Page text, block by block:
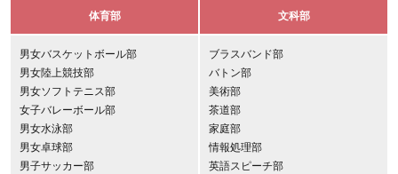
体育部 文科部
男女バスケットボール部
男女陸上競技部
男女ソフトテニス部
女子バレーボール部
男女水泳部
男女卓球部
男子サッカー部
ブラスバンド部
バトン部
美術部
茶道部
家庭部
情報処理部
英語スピーチ部